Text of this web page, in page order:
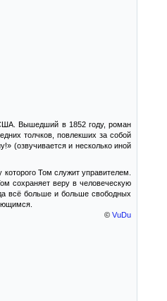
США. Вышедший в 1852 году, роман
толчков, повлекших за собой
(озвучивается и несколько иной
Том служит управителем.
сохраняет веру в человеческую
всё больше и больше свободных
© VuDu